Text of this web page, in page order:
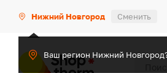
Нижний Новгород Сменить
Ваш регион Нижний